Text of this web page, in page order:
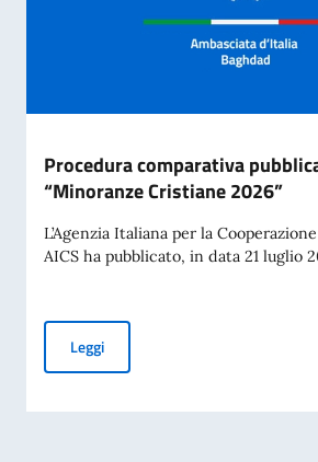
Procedura comparativa
“Minoranze Cristiane 2026”
L’Agenzia Italiana per la
AICS ha pubblicato, in data 21 luglio
LeggiProcedura comparativa